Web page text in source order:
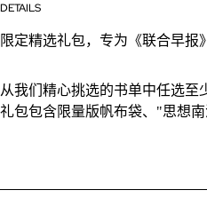
DETAILS
限定精选礼包，专为《联合早报
从我们精心挑选的书单中任选至
礼包包含限量版帆布袋、"思想